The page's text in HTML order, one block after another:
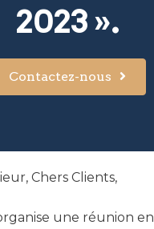
2023 ».
Contactez-nous
Chers Clients,
une réunion en